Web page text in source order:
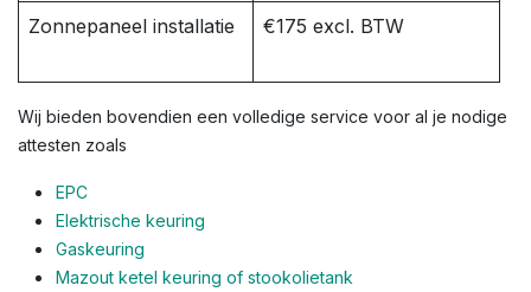
Zonnepaneel installatie €175 excl. BTW
Wij bieden bovendien een volledige service voor al je nodige
attesten zoals
EPC
Elektrische keuring
Gaskeuring
Mazout ketel keuring of stookolietank